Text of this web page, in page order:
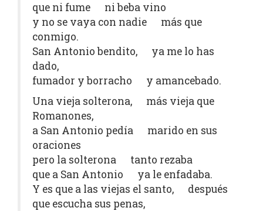
que ni fume ni beba vino
y no se vaya con nadie más que
conmigo.
San Antonio bendito, ya me lo has
dado,
fumador y borracho y amancebado.
Una vieja solterona, más vieja que
Romanones,
a San Antonio pedía marido en sus
oraciones
pero la solterona tanto rezaba
que a San Antonio ya le enfadaba.
Y es que a las viejas el santo, después
que escucha sus penas,